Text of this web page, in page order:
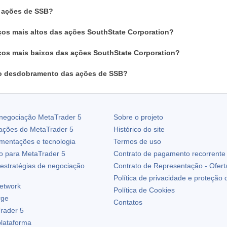
de SSB?
mais altos das ações SouthState Corporation?
mais baixos das ações SouthState Corporation?
desdobramento das ações de SSB?
MetaTrader 5
do MetaTrader 5
e tecnologia
para MetaTrader 5
de negociação
5
Sobre o projeto
Histórico do site
Termos de uso
Contrato de pagamento recorrente
Contrato de Representação -
Política de privacidade e proteção
Política de Cookies
Contatos